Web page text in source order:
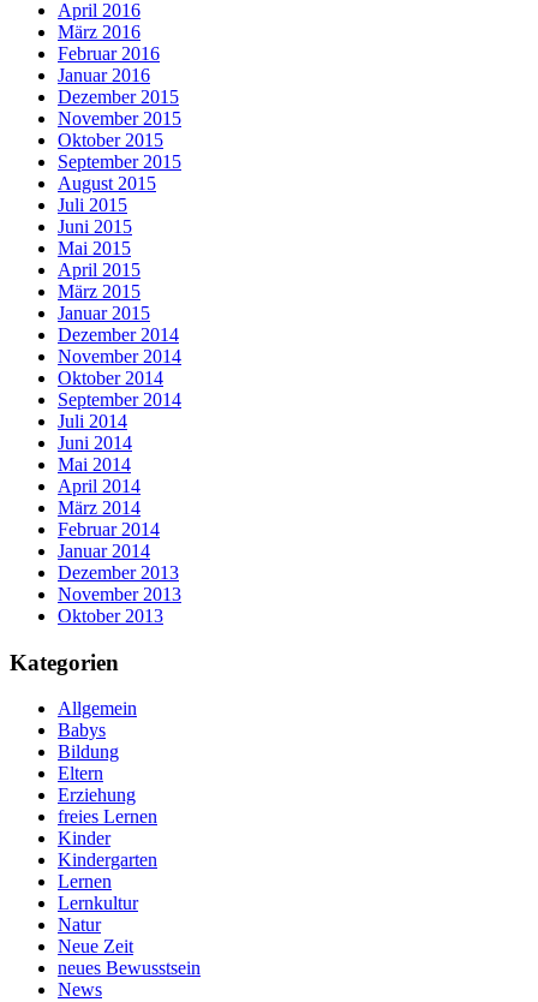
April 2016
März 2016
Februar 2016
Januar 2016
Dezember 2015
November 2015
Oktober 2015
September 2015
August 2015
Juli 2015
Juni 2015
Mai 2015
April 2015
März 2015
Januar 2015
Dezember 2014
November 2014
Oktober 2014
September 2014
Juli 2014
Juni 2014
Mai 2014
April 2014
März 2014
Februar 2014
Januar 2014
Dezember 2013
November 2013
Oktober 2013
Kategorien
Allgemein
Babys
Bildung
Eltern
Erziehung
freies Lernen
Kinder
Kindergarten
Lernen
Lernkultur
Natur
Neue Zeit
neues Bewusstsein
News